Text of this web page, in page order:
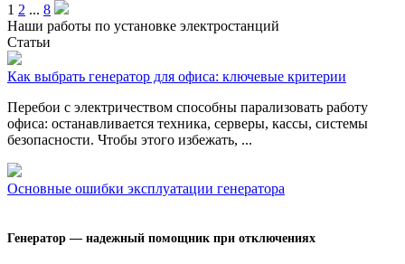
1 2 ... 8
Наши работы по установке электростанций
Статьи
Как выбрать генератор для офиса: ключевые критерии
Перебои с электричеством способны парализовать работу
офиса: останавливается техника, серверы, кассы, системы
безопасности. Чтобы этого избежать, ...
Основные ошибки эксплуатации генератора
Генератор — надежный помощник при отключениях